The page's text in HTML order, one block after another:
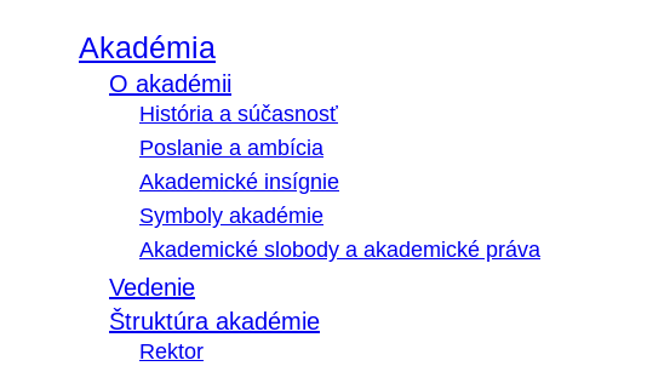
Akadémia
O akadémii
História a súčasnosť
Poslanie a ambícia
Akademické insígnie
Symboly akadémie
Akademické slobody a akademické práva
Vedenie
Štruktúra akadémie
Rektor